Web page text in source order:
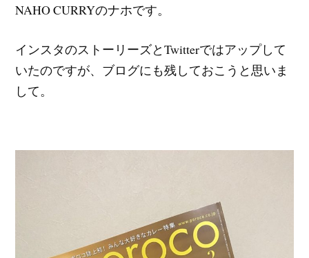
NAHO CURRYのナホです。
インスタのストーリーズとTwitterではアップして
いたのですが、ブログにも残しておこうと思いま
して。